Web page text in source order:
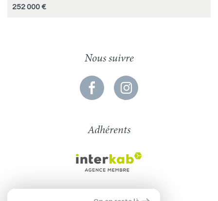
252 000 €
Nous suivre
Adhérents